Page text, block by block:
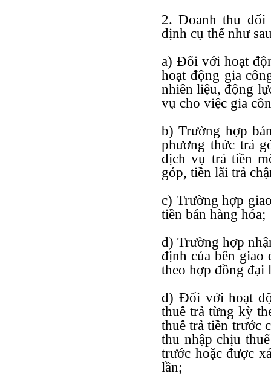
2. Doanh thu
định cụ thể như
a) Đối với hoạt
hoạt động gia
nhiên liệu, động
vụ cho việc gia
b) Trường hợp
phương thức trả
dịch vụ trả tiền
góp, tiền lãi trả
c) Trường hợp
tiền bán hàng hóa;
d) Trường hợp
định của bên giao
theo hợp đồng đại
đ) Đối với hoạt
thuê trả từng kỳ
thuê trả tiền trước
thu nhập chịu
trước hoặc được
lần;